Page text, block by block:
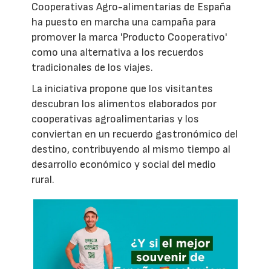
Cooperativas Agro-alimentarias de España
ha puesto en marcha una campaña para
promover la marca 'Producto Cooperativo'
como una alternativa a los recuerdos
tradicionales de los viajes.
La iniciativa propone que los visitantes
descubran los alimentos elaborados por
cooperativas agroalimentarias y los
conviertan en un recuerdo gastronómico del
destino, contribuyendo al mismo tiempo al
desarrollo económico y social del medio
rural.